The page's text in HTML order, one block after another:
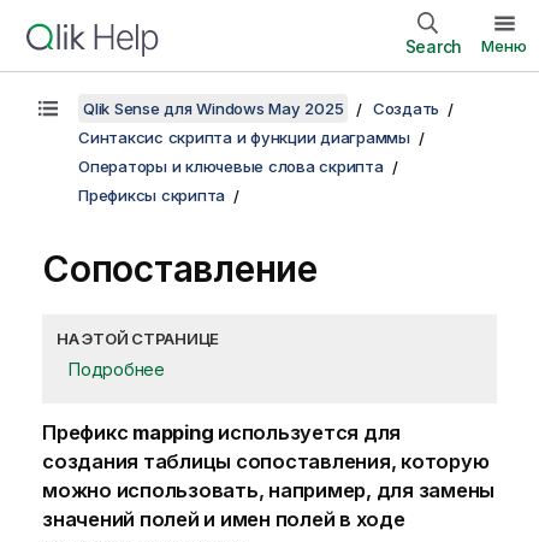
Search Меню
Qlik Sense для Windows May 2025
Создать
Синтаксис скрипта и функции диаграммы
Операторы и ключевые слова скрипта
Префиксы скрипта
Сопоставление
НА ЭТОЙ СТРАНИЦЕ
Подробнее
Префикс mapping используется для
создания таблицы сопоставления, которую
можно использовать, например, для замены
значений полей и имен полей в ходе